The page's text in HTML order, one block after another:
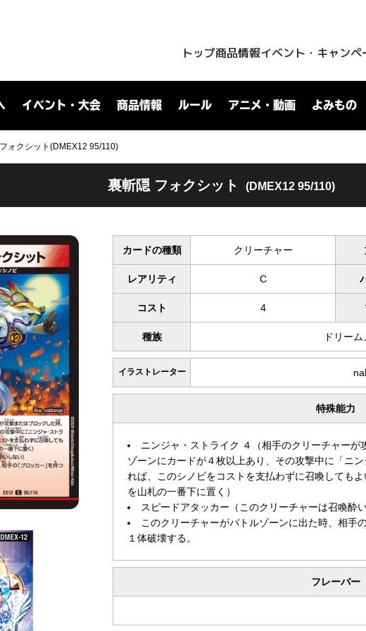
トップ商品情報イベント・キャンペ
イベント・大会 商品情報 ルール アニメ・動画 よみもの
ォクシット(DMEX12 95/110)
裏斬隠 フォクシット (DMEX12 95/110)
カードの種類 クリーチャー
レアリティ C
コスト 4
種族 ドリー
イラストレーター
特殊能力
ニンジャ・ストライク ４（相手のクリーチャー
ゾーンにカードが４枚以上あり、その攻撃中に「ニ
れば、このシノビをコストを支払わずに召喚しても
を山札の一番下に置く）
スピードアタッカー（このクリーチャーは召喚酔い
このクリーチャーがバトルゾーンに出た時、相手
１体破壊する。
フレーバー